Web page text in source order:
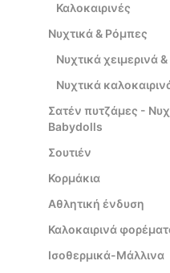
Καλοκαιρινές
Νυχτικά & Ρόμπες
Νυχτικά χειμερινά
Νυχτικά
Σατέν πυτζάμες -
Babydolls
Σουτιέν
Κορμάκια
Αθλητική ένδυση
Καλοκαιρινά
Ισοθερμικά-Μάλλινα